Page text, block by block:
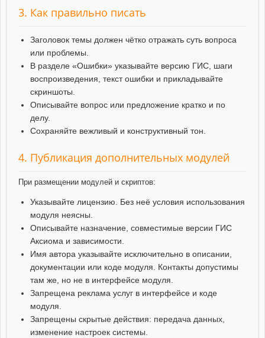
3. Как правильно писать
Заголовок темы должен чётко отражать суть вопроса
или проблемы.
В разделе «Ошибки» указывайте версию ГИС, шаги
воспроизведения, текст ошибки и прикладывайте
скриншоты.
Описывайте вопрос или предложение кратко и по
делу.
Сохраняйте вежливый и конструктивный тон.
4. Публикация дополнительных модулей
При размещении модулей и скриптов:
Указывайте лицензию. Без неё условия использования
модуля неясны.
Описывайте назначение, совместимые версии ГИС
Аксиома и зависимости.
Имя автора указывайте исключительно в описании,
документации или коде модуля. Контакты допустимы
там же, но не в интерфейсе модуля.
Запрещена реклама услуг в интерфейсе и коде
модуля.
Запрещены скрытые действия: передача данных,
изменение настроек системы.